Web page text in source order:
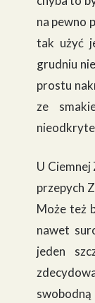
na pewno
tak użyć
grudniu
prostu
ze
U
przepych
Może też
nawet
jeden